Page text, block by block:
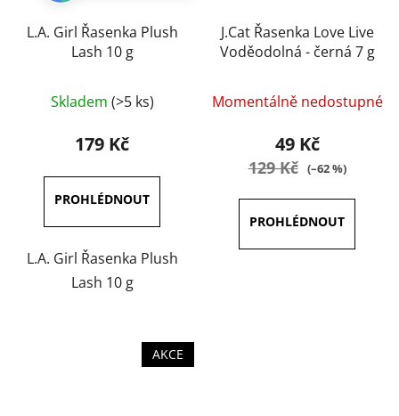
L.A. Girl Řasenka Plush
Lash 10 g
hodnocení
produktu
3,5
z
5
hvězdiček.
Skladem (>5 ks)
179 Kč
L.A. Girl Řasenka Plush
Lash 10 g
J.Cat Řasenka Love Live
Voděodolná - černá 7 g
Momentálně nedostupné
49 Kč
129 Kč (–62 %)
AKCE